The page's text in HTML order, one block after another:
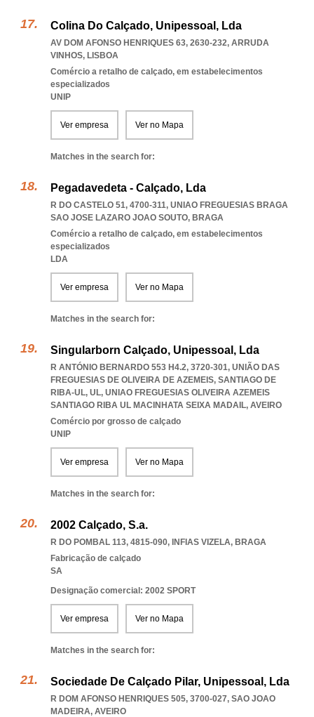
Colina Do Calçado, Unipessoal, Lda
AV DOM AFONSO HENRIQUES 63, 2630-232, ARRUDA
VINHOS, LISBOA
Comércio a retalho de calçado, em estabelecimentos
especializados
UNIP
Ver empresa Ver no Mapa
Matches in the search for:
Pegadavedeta - Calçado, Lda
R DO CASTELO 51, 4700-311, UNIAO FREGUESIAS BRAGA
SAO JOSE LAZARO JOAO SOUTO, BRAGA
Comércio a retalho de calçado, em estabelecimentos
especializados
LDA
Ver empresa Ver no Mapa
Matches in the search for:
Singularborn Calçado, Unipessoal, Lda
R ANTÓNIO BERNARDO 553 H4.2, 3720-301, UNIÃO DAS
FREGUESIAS DE OLIVEIRA DE AZEMEIS, SANTIAGO DE
RIBA-UL, UL, UNIAO FREGUESIAS OLIVEIRA AZEMEIS
SANTIAGO RIBA UL MACINHATA SEIXA MADAIL, AVEIRO
Comércio por grosso de calçado
UNIP
Ver empresa Ver no Mapa
Matches in the search for:
2002 Calçado, S.a.
R DO POMBAL 113, 4815-090, INFIAS VIZELA, BRAGA
Fabricação de calçado
SA
Designação comercial: 2002 SPORT
Ver empresa Ver no Mapa
Matches in the search for:
Sociedade De Calçado Pilar, Unipessoal, Lda
R DOM AFONSO HENRIQUES 505, 3700-027, SAO JOAO
MADEIRA, AVEIRO